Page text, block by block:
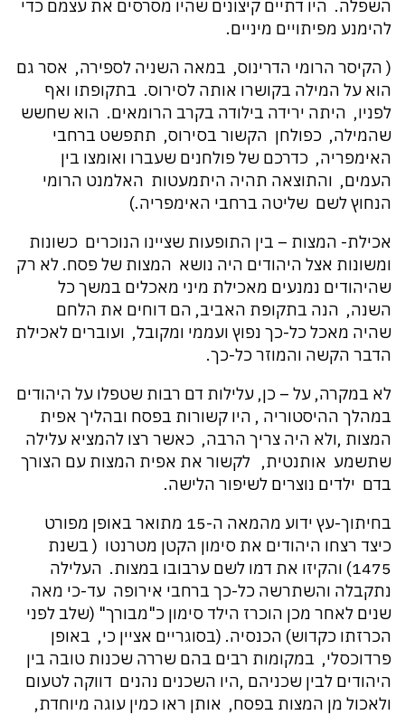
השפלה. היו דתיים קיצונים שהיו מסרסים את עצמם כדי
להימנע מפיתויים מיניים.
( הקיסר הרומי הדרינוס, במאה השניה לספירה, אסר גם
הוא על המילה בקושרו אותה לסירוס. בתקופתו ואף
לפניו, היתה ירידה בילודה בקרב הרומאים. הוא שחשש
שהמילה, כפולחן הקשור בסירוס, תתפשט ברחבי
האימפריה, כדרכם של פולחנים שעברו ואומצו בין
העמים, והתוצאה תהיה היתמעטות האלמנט הרומי
הנחוץ לשם שליטה ברחבי האימפריה.)
אכילת- המצות – בין התופעות שציינו הנוכרים כשונות
ומשונות אצל היהודים היה נושא המצות של פסח. לא רק
שהיהודים נמנעים מאכילת מיני מאכלים במשך כל
השנה, הנה בתקופת האביב, הם דוחים את הלחם
שהיה מאכל כל-כך נפוץ ועממי ומקובל, ועוברים לאכילת
הדבר הקשה והמוזר כל-כך.
לא במקרה, על – כן, עלילות דם רבות שטפלו על היהודים
במהלך ההיסטוריה , היו קשורות בפסח ובהליך אפית
המצות ,ולא היה צריך הרבה, כאשר רצו להמציא עלילה
שתשמע אותנטית, לקשור את אפית המצות עם הצורך
בדם ילדים נוצרים לשיפור הלישה.
בחיתוך-עץ ידוע מהמאה ה-15 מתואר באופן מפורט
כיצד רצחו היהודים את סימון הקטן מטרנטו ( בשנת
1475) והקיזו את דמו לשם ערבובו במצות. העלילה
נתקבלה והשתרשה כל-כך ברחבי אירופה עד-כי מאה
שנים לאחר מכן הוכרז הילד סימון כ"מבורך" (שלב לפני
הכרזתו כקדוש) הכנסיה. (בסוגריים אציין כי, באופן
פרדוכסלי, במקומות רבים בהם שררה שכנות טובה בין
היהודים לבין שכניהם ,היו השכנים נהנים דווקה לטעום
ולאכול מן המצות בפסח, אותן ראו כמין עוגה מיוחדת,